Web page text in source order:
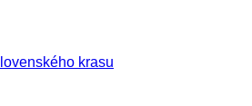
krasu